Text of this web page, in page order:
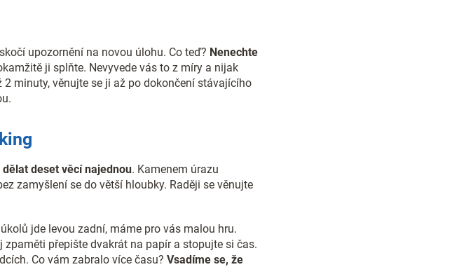
upozornění na novou úlohu. Co teď? Nenechte
ji splňte. Nevyvede vás to z míry a nijak
minuty, věnujte se ji až po dokončení stávajícího
dělat deset věcí najednou. Kamenem úrazu
zamyšlení se do větší hloubky. Raději se věnujte
jde levou zadní, máme pro vás malou hru.
přepište dvakrát na papír a stopujte si čas.
Co vám zabralo více času? Vsadíme se, že